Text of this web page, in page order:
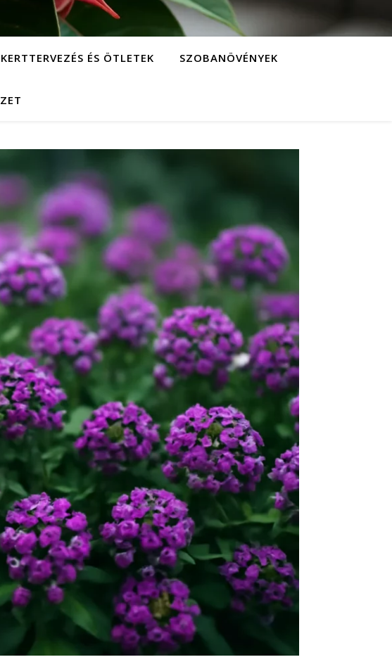
KERTTERVEZÉS ÉS ÖTLETEK SZOBANÖVÉNYEK